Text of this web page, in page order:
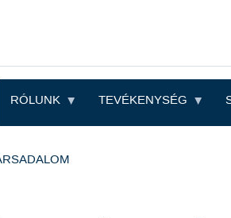
RÓLUNK TEVÉKENYSÉG